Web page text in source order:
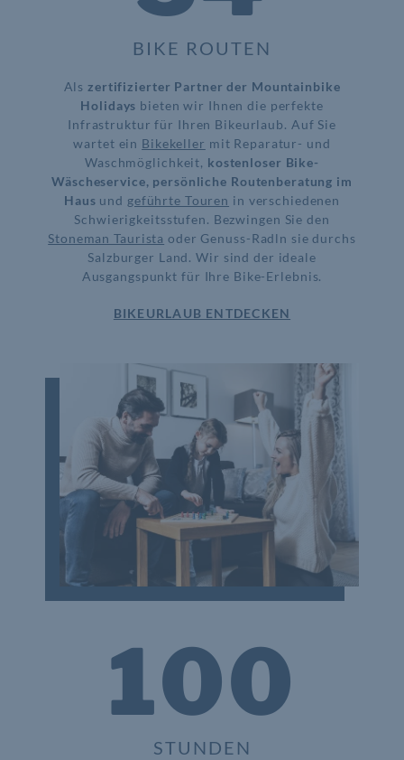
BIKE ROUTEN
Als zertifizierter Partner der Mountainbike
Holidays bieten wir Ihnen die perfekte
Infrastruktur für Ihren Bikeurlaub. Auf Sie
wartet ein Bikekeller mit Reparatur- und
Waschmöglichkeit, kostenloser Bike-
Wäscheservice, persönliche Routenberatung im
Haus und geführte Touren in verschiedenen
Schwierigkeitsstufen. Bezwingen Sie den
Stoneman Taurista oder Genuss-Radln sie durchs
Salzburger Land. Wir sind der ideale
Ausgangspunkt für Ihre Bike-Erlebnis.
BIKEURLAUB ENTDECKEN
100
STUNDEN